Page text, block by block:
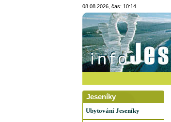
08.08.2026, čas: 10:14
Jeseníky
Ubytování Jeseníky